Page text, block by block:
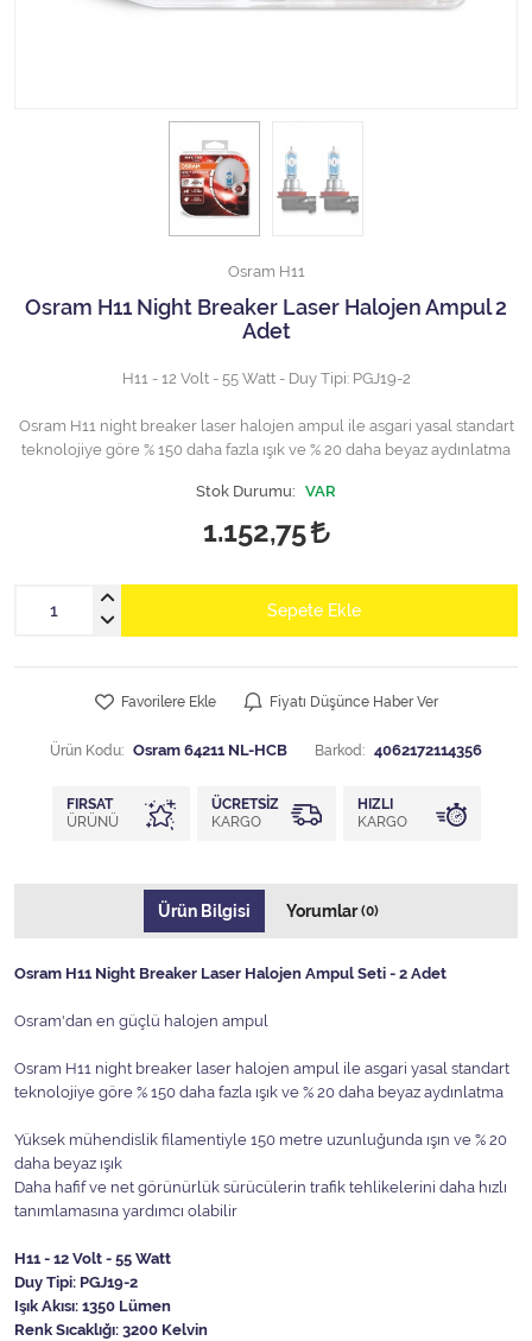
Osram H11
Osram H11 Night Breaker Laser Halojen Ampul 2
Adet
H11 - 12 Volt - 55 Watt - Duy Tipi: PGJ19-2
Osram H11 night breaker laser halojen ampul ile asgari yasal standart
teknolojiye göre % 150 daha fazla ışık ve % 20 daha beyaz aydınlatma
Stok Durumu: VAR
1.152,75
Sepete Ekle
Favorilere Ekle Fiyatı Düşünce Haber Ver
Ürün Kodu: Osram 64211 NL-HCB Barkod: 4062172114356
FIRSAT
ÜRÜNÜ
ÜCRETSIZ
KARGO
HIZLI
KARGO
Ürün Bilgisi Yorumlar(0)
Osram H11 Night Breaker Laser Halojen Ampul Seti - 2 Adet
Osram'dan en güçlü halojen ampul
Osram H11 night breaker laser halojen ampul ile asgari yasal standart
teknolojiye göre % 150 daha fazla ışık ve % 20 daha beyaz aydınlatma
Yüksek mühendislik filamentiyle 150 metre uzunluğunda ışın ve % 20
daha beyaz ışık
Daha hafif ve net görünürlük sürücülerin trafik tehlikelerini daha hızlı
tanımlamasına yardımcı olabilir
H11 - 12 Volt - 55 Watt
Duy Tipi: PGJ19-2
Işık Akısı: 1350 Lümen
Renk Sıcaklığı: 3200 Kelvin